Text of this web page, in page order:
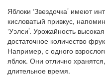
Яблоки ‘Звездочка’ имеют
кисловатый привкус,
‘Уэлси’. Урожайность
достаточное количество
Например, с одного
яблок. Они отлично
длительное время.